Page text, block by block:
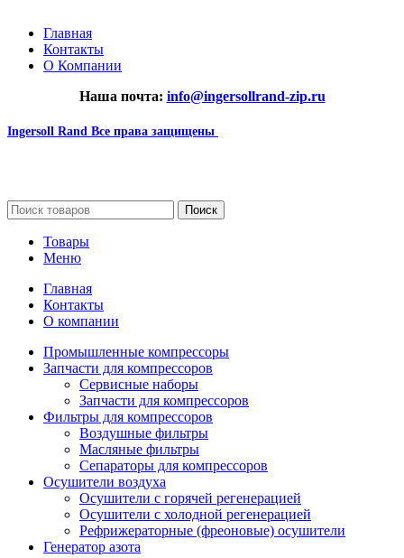
Главная
Контакты
О Компании
Наша почта: info@ingersollrand-zip.ru
Ingersoll Rand Все права защищены
Поиск
Товары
Меню
Главная
Контакты
О компании
Промышленные компрессоры
Запчасти для компрессоров
Сервисные наборы
Запчасти для компрессоров
Фильтры для компрессоров
Воздушные фильтры
Масляные фильтры
Сепараторы для компрессоров
Осушители воздуха
Осушители с горячей регенерацией
Осушители с холодной регенерацией
Рефрижераторные (фреоновые) осушители
Генератор азота